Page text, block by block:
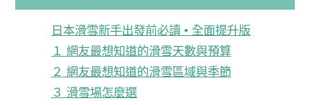
日本滑雪新手出發前必讀 • 全面提升版
１ 網友最想知道的滑雪天數與預算
２ 網友最想知道的滑雪區域與季節
３ 滑雪場怎麼選